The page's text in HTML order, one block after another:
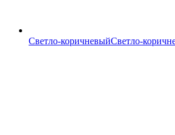
Светло-коричневыйСветло-